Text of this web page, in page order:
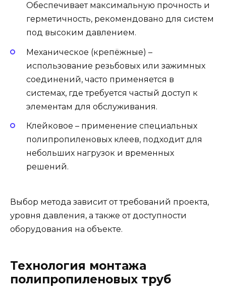
Обеспечивает максимальную прочность и
герметичность, рекомендовано для систем
под высоким давлением.
Механическое (крепёжные) –
использование резьбовых или зажимных
соединений, часто применяется в
системах, где требуется частый доступ к
элементам для обслуживания.
Клейковое – применение специальных
полипропиленовых клеев, подходит для
небольших нагрузок и временных
решений.
Выбор метода зависит от требований проекта,
уровня давления, а также от доступности
оборудования на объекте.
Технология монтажа
полипропиленовых труб